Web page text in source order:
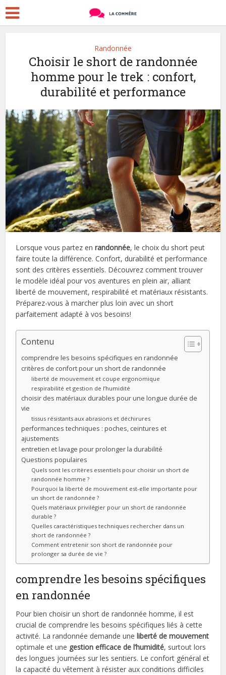
Randonnée
Choisir le short de randonnée
homme pour le trek : confort,
durabilité et performance
Lorsque vous partez enrandonnée, le choix du short peut
faire toute la différence. Confort, durabilité et performance
sont des critères essentiels. Découvrez comment trouver
le modèle idéal pour vos aventures en plein air, alliant
liberté de mouvement, respirabilité et matériaux résistants.
Préparez-vous à marcher plus loin avec un short
parfaitement adapté à vos besoins!
Contenu
comprendre les besoins spécifiques en randonnée
critères de confort pour un short de randonnée
liberté de mouvement et coupe ergonomique
respirabilité et gestion de l’humidité
choisir des matériaux durables pour une longue durée de
vie
tissus résistants aux abrasions et déchirures
performances techniques : poches, ceintures et
ajustements
entretien et lavage pour prolonger la durabilité
Questions populaires
Quels sont les critères essentiels pour choisir un short de
randonnée homme ?
Pourquoi la liberté de mouvement est-elle importante pour
un short de randonnée ?
Quels matériaux privilégier pour un short de randonnée
durable ?
Quelles caractéristiques techniques rechercher dans un
short de randonnée ?
Comment entretenir son short de randonnée pour
prolonger sa durée de vie ?
comprendre les besoins spécifiques
en randonnée
Pour bien choisir un short de randonnée homme, il est
crucial de comprendre les besoins spécifiques liés à cette
activité. La randonnée demande une liberté de mouvement
optimale et une gestion efficace de l’humidité, surtout lors
des longues journées sur les sentiers. Le confort général et
la capacité du vêtement à résister aux conditions difficiles